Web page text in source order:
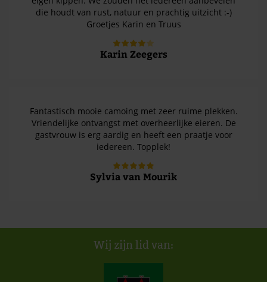
die houdt van rust, natuur en prachtig uitzicht :-)
Groetjes Karin en Truus
Karin Zeegers
Fantastisch mooie camoing met zeer ruime plekken.
Vriendelijke ontvangst met overheerlijke eieren. De
gastvrouw is erg aardig en heeft een praatje voor
iedereen. Topplek!
Sylvia van Mourik
Wij zijn lid van: